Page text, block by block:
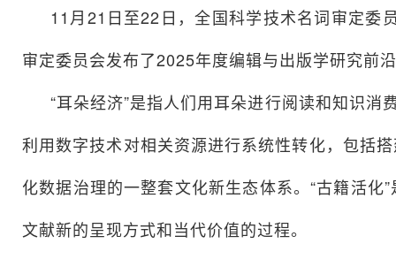
11月21日至22日，全国科学技术名词审定委
审定委员会发布了2025年度编辑与出版学研究前
“耳朵经济”是指人们用耳朵进行阅读和知识
利用数字技术对相关资源进行系统性转化，包括
化数据治理的一整套文化新生态体系。“古籍活
文献新的呈现方式和当代价值的过程。